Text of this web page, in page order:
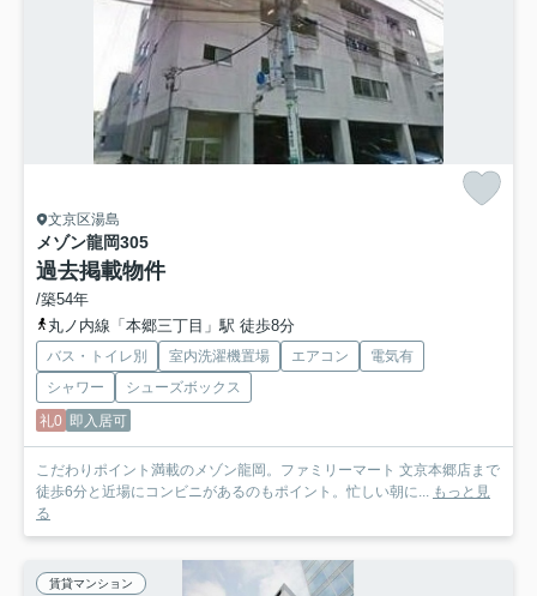
文京区湯島
メゾン龍岡305
過去掲載物件
/築54年
丸ノ内線「本郷三丁目」駅 徒歩8分
バス・トイレ別 室内洗濯機置場 エアコン
電気有
シャワー
シューズボックス
礼0 即入居可
こだわりポイント満載のメゾン龍岡。ファミリーマート 文京本郷店まで
徒歩6分と近場にコンビニがあるのもポイント。忙しい朝に... もっと見
る
賃貸マンション